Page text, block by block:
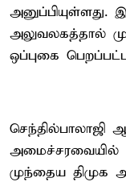
அலுவலகத்தால்
ஒப்புகை
செந்தில்பாலாஜி
அமைச்சரவையில்
முந்தைய திமுக